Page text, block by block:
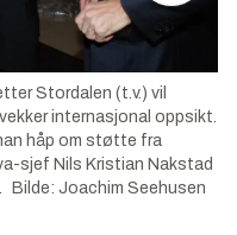
Stordalen (t.v.) vil
internasjonal oppsikt.
håp om støtte fra
sjef Nils Kristian Nakstad
Bilde: Joachim Seehusen